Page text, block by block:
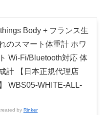
Body + フランス生
のスマート体重計 ホワ
Wi-Fi/Bluetooth対応 体
計 【日本正規代理店
WBS05-WHITE-ALL-
by Rinker